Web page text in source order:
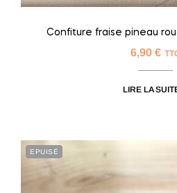
Confiture fraise pineau
6,90 €
LIRE LA
EPUISÉ